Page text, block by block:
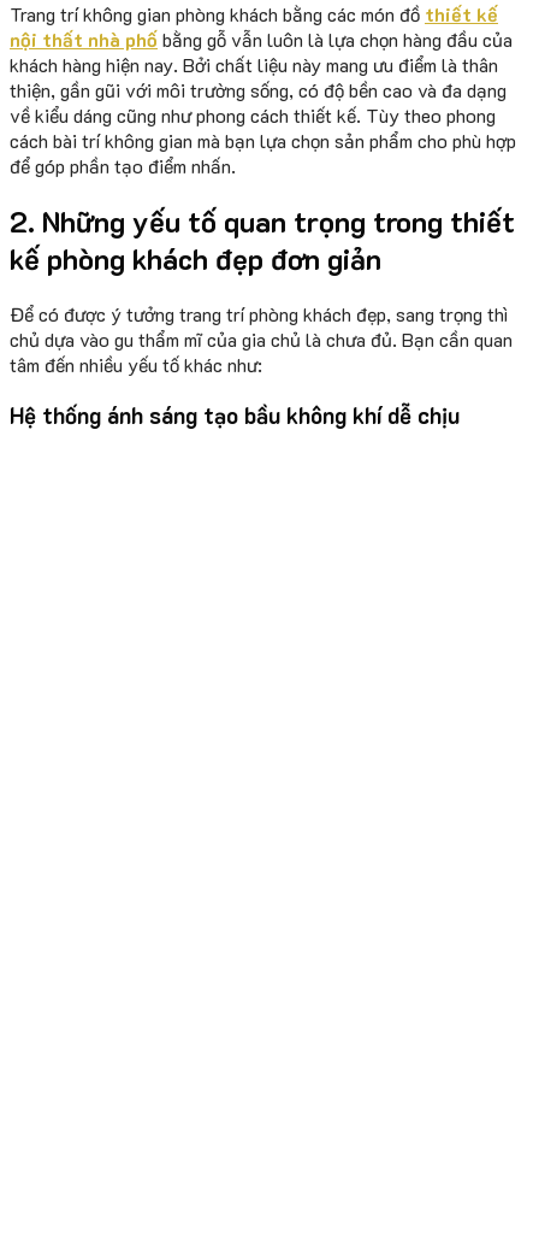
Trang trí không gian phòng khách bằng các món đồ thiết kế
nội thất nhà phốbằng gỗ vẫn luôn là lựa chọn hàng đầu của
khách hàng hiện nay. Bởi chất liệu này mang ưu điểm là thân
thiện, gần gũi với môi trường sống, có độ bền cao và đa dạng
về kiểu dáng cũng như phong cách thiết kế. Tùy theo phong
cách bài trí không gian mà bạn lựa chọn sản phẩm cho phù hợp
để góp phần tạo điểm nhấn.
2. Những yếu tố quan trọng trong thiết
kế phòng khách đẹp đơn giản
Để có được ý tưởng trang trí phòng khách đẹp, sang trọng thì
chủ dựa vào gu thẩm mĩ của gia chủ là chưa đủ. Bạn cần quan
tâm đến nhiều yếu tố khác như:
Hệ thống ánh sáng tạo bầu không khí dễ chịu